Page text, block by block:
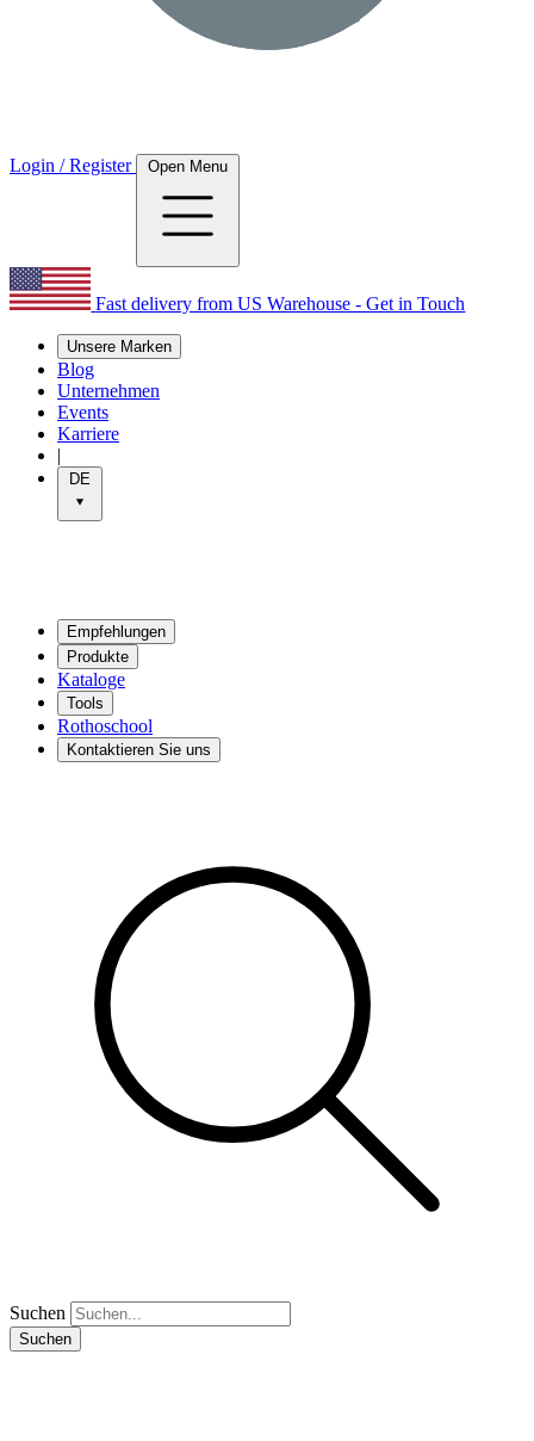
Login / Register Open Menu
Fast delivery from US Warehouse - Get in Touch
Unsere Marken
Blog
Unternehmen
Events
Karriere
|
DE
Empfehlungen
Produkte
Kataloge
Tools
Rothoschool
Kontaktieren Sie uns
Suchen
Suchen